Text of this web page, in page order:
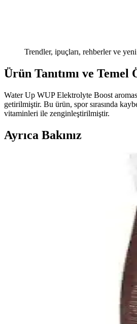
Trendler, ipuçları, rehberler ve
Ürün Tanıtımı ve
Water Up WUP Elektrolyte Boost
getirilmiştir. Bu ürün, spor sırasında
vitaminleri ile zenginleştirilmiştir.
Ayrıca Bakınız
Hardline İZOTONİK
Hardline İZOTONİK ELEKTROLİT
kolaylaştıran yüksek kaliteli bir takviyedir.
Water Up WUP Elektrolyte
Water Up WUP elektrolyte tableti,
Powerade: Spor ve Günlük
Powerade, elektrolit takviyeli ve sıfır